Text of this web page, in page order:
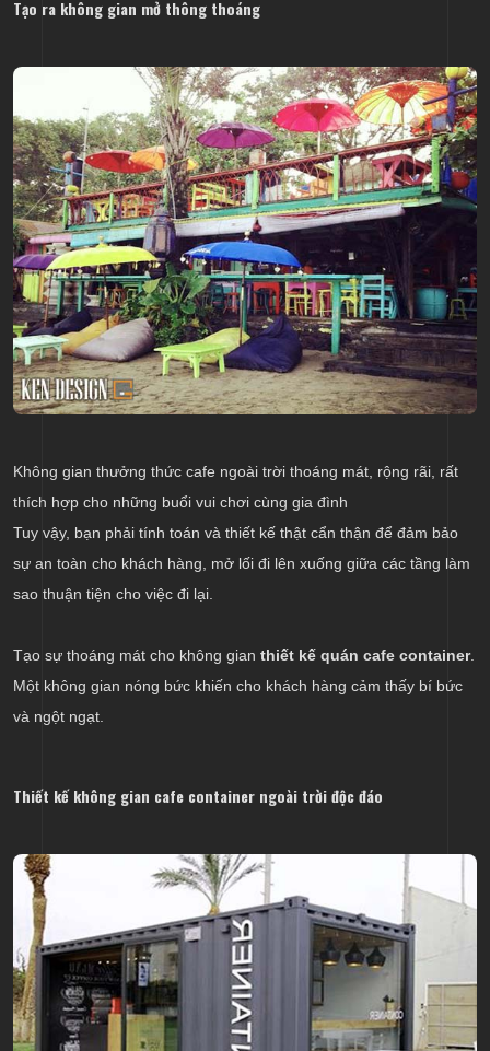
Tạo ra không gian mở thông thoáng
Không gian thưởng thức cafe ngoài trời thoáng mát, rộng rãi, rất
thích hợp cho những buổi vui chơi cùng gia đình
Tuy vậy, bạn phải tính toán và thiết kế thật cẩn thận để đảm bảo
sự an toàn cho khách hàng, mở lối đi lên xuống giữa các tầng làm
sao thuận tiện cho việc đi lại.
Tạo sự thoáng mát cho không gian thiết kế quán cafe container.
Một không gian nóng bức khiến cho khách hàng cảm thấy bí bức
và ngột ngạt.
Thiết kế không gian cafe container ngoài trời độc đáo